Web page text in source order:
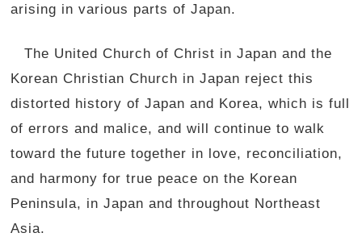
arising in various parts of Japan.
The United Church of Christ in Japan and the
Korean Christian Church in Japan reject this
distorted history of Japan and Korea, which is full
of errors and malice, and will continue to walk
toward the future together in love, reconciliation,
and harmony for true peace on the Korean
Peninsula, in Japan and throughout Northeast
Asia.